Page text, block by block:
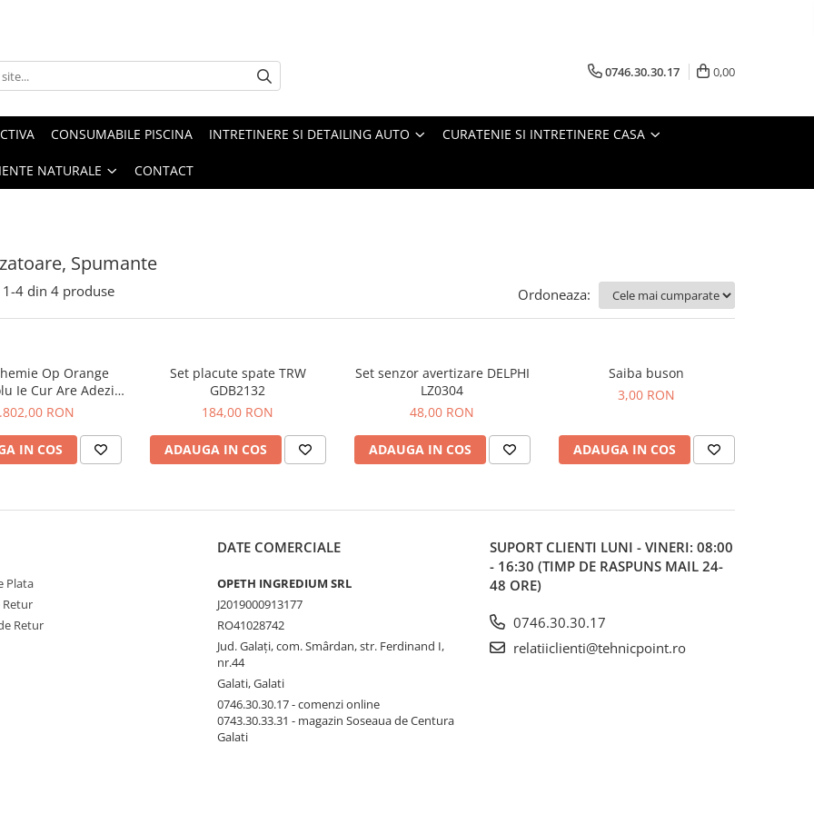
0746.30.30.17 0,00
CONSUMABILE PISCINA INTRETINERE SI DETAILING AUTO CURATENIE SI INTRETINERE CASA
NATURALE CONTACT
Spumante
1-4 din 4 produse Ordoneaza:
Op Orange
Ie Cur Are Adeziv
10 Ltr 1645
RON
IN COS
Set placute spate TRW
GDB2132
184,00 RON
ADAUGA IN COS
Set senzor avertizare DELPHI
LZ0304
48,00 RON
ADAUGA IN COS
Saiba buson
3,00 RON
ADAUGA IN COS
Plata
Retur
Retur
DATE COMERCIALE
OPETH INGREDIUM SRL
J2019000913177
RO41028742
Jud. Galaţi, com. Smârdan, str. Ferdinand I,
nr.44
Galati, Galati
0746.30.30.17 - comenzi online
0743.30.33.31 - magazin Soseaua de Centura
Galati
SUPORT CLIENTI LUNI - VINERI: 08:00
- 16:30 (TIMP DE RASPUNS MAIL 24-
48 ORE)
0746.30.30.17
relatiiclienti@tehnicpoint.ro